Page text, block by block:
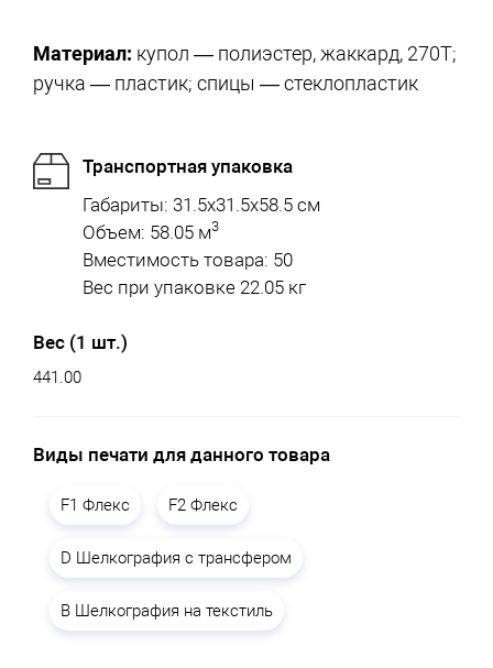
Материал: купол — полиэстер, жаккард, 270T;
ручка — пластик; спицы — стеклопластик
Транспортная упаковка
Габариты: 31.5x31.5x58.5 см
Объем: 58.05 м3
Вместимость товара: 50
Вес при упаковке 22.05 кг
Вес (1 шт.)
441.00
Виды печати для данного товара
F1 Флекс F2 Флекс
D Шелкография с трансфером
B Шелкография на текстиль